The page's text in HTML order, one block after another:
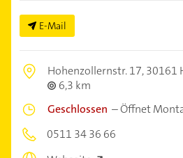
E-Mail
Hohenzollernstr. 17,30161
6,3 km
Geschlossen –Öffnet
0511 34 36 66